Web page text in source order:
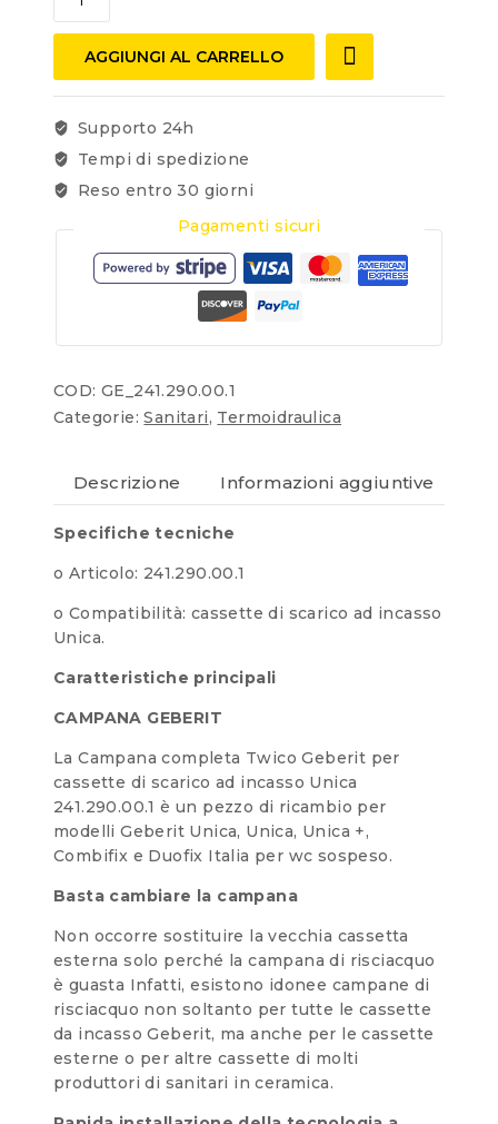
AGGIUNGI AL CARRELLO
Supporto 24h
Tempi di spedizione
Reso entro 30 giorni
Pagamenti sicuri
COD: GE_241.290.00.1
Categorie:Sanitari, Termoidraulica
Descrizione Informazioni aggiuntive
Specifiche tecniche
o Articolo: 241.290.00.1
o Compatibilità: cassette di scarico ad incasso
Unica.
Caratteristiche principali
CAMPANA GEBERIT
La Campana completa Twico Geberit per
cassette di scarico ad incasso Unica
241.290.00.1 è un pezzo di ricambio per
modelli Geberit Unica, Unica, Unica +,
Combifix e Duofix Italia per wc sospeso.
Basta cambiare la campana
Non occorre sostituire la vecchia cassetta
esterna solo perché la campana di risciacquo
è guasta Infatti, esistono idonee campane di
risciacquo non soltanto per tutte le cassette
da incasso Geberit, ma anche per le cassette
esterne o per altre cassette di molti
produttori di sanitari in ceramica.